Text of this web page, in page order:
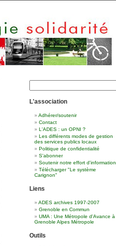
Rechercher
L'association
Adhérer/soutenir
Contact
L'ADES : un OPNI ?
Les différents modes de gestion
des services publics locaux
Politique de confidentialité
S'abonner
Soutenir notre effort d'information
Télécharger "Le système
Carignon"
Liens
ADES archives 1997-2007
Grenoble en Commun
UMA : Une Métropole d'Avance à
Grenoble Alpes Métropole
Outils